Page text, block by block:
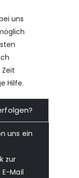
uns
Hilfe.
uns ein
zur
Mail